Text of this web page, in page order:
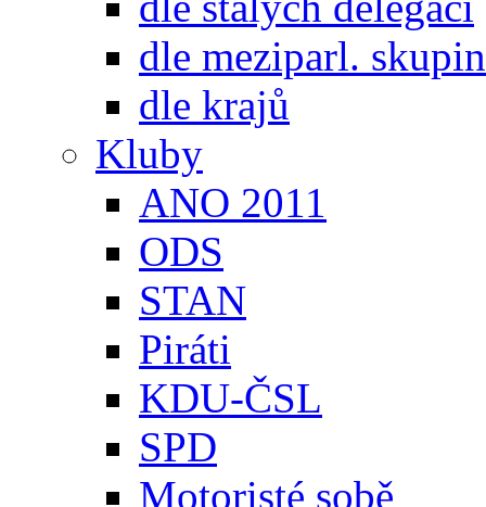
dle meziparl. skupin
dle krajů
Kluby
ANO 2011
ODS
STAN
Piráti
KDU-ČSL
SPD
Motoristé sobě